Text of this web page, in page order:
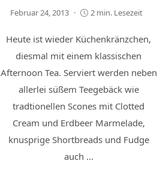
Februar 24, 2013 2 min. Lesezeit
Heute ist wieder Küchenkränzchen,
diesmal mit einem klassischen
Afternoon Tea. Serviert werden neben
allerlei süßem Teegebäck wie
tradtionellen Scones mit Clotted
Cream und Erdbeer Marmelade,
knusprige Shortbreads und Fudge
auch ...